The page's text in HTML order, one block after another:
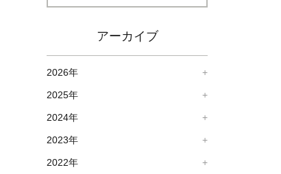
アーカイブ
2026年
2025年
2024年
2023年
2022年